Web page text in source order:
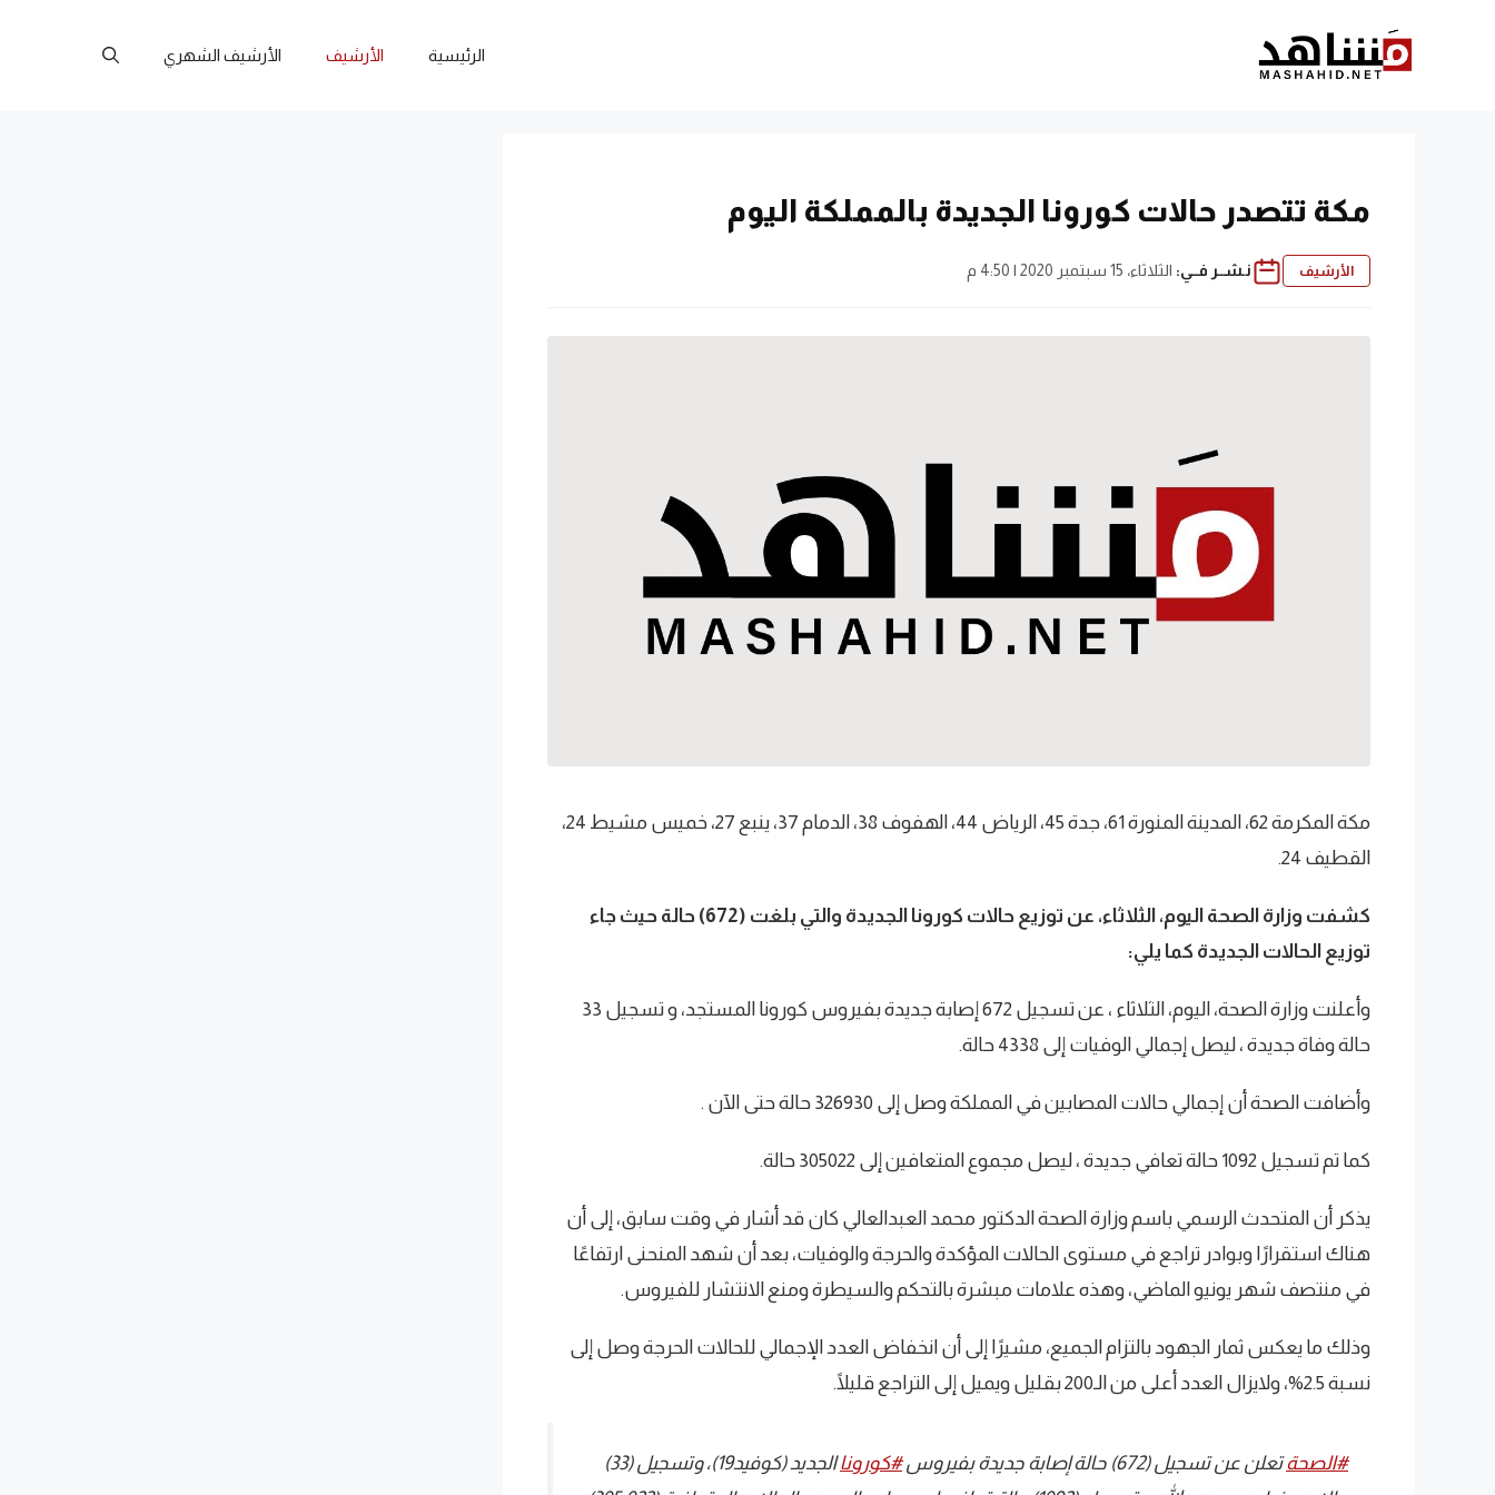
الرئيسية الأرشيف الأرشيف الشهري
مكة تتصدر حالات كورونا الجديدة بالمملكة اليوم
الأرشيف نـشــر فــي: الثلاثاء، 15 سبتمبر 2020 | 4:50 م
مكة المكرمة 62، المدينة المنورة 61، جدة 45، الرياض 44، الهفوف 38، الدمام 37، ينبع 27، خميس مشيط 24،
القطيف 24.
كشفت وزارة الصحة اليوم، الثلاثاء، عن توزيع حالات كورونا الجديدة والتي بلغت (672) حالة حيث جاء
توزيع الحالات الجديدة كما يلي:
وأعلنت وزارة الصحة، اليوم، الثلاثاء ، عن تسجيل 672 إصابة جديدة بفيروس كورونا المستجد، و تسجيل 33
حالة وفاة جديدة ، ليصل إجمالي الوفيات إلى 4338 حالة.
وأضافت الصحة أن إجمالي حالات المصابين في المملكة وصل إلى 326930 حالة حتى الآن .
كما تم تسجيل 1092 حالة تعافي جديدة ، ليصل مجموع المتعافين إلى 305022 حالة.
يذكر أن المتحدث الرسمي باسم وزارة الصحة الدكتور محمد العبدالعالي كان قد أشار في وقت سابق، إلى أن
هناك استقرارًا وبوادر تراجع في مستوى الحالات المؤكدة والحرجة والوفيات، بعد أن شهد المنحنى ارتفاعًا
في منتصف شهر يونيو الماضي، وهذه علامات مبشرة بالتحكم والسيطرة ومنع الانتشار للفيروس.
وذلك ما يعكس ثمار الجهود بالتزام الجميع، مشيرًا إلى أن انخفاض العدد الإجمالي للحالات الحرجة وصل إلى
نسبة 2.5%، ولايزال العدد أعلى من الـ200 بقليل ويميل إلى التراجع قليلًا.
#الصحة⁩ تعلن عن تسجيل (672) حالة إصابة جديدة بفيروس ⁧ #كورونا
⁩ الجديد (كوفيد19)، وتسجيل (33)